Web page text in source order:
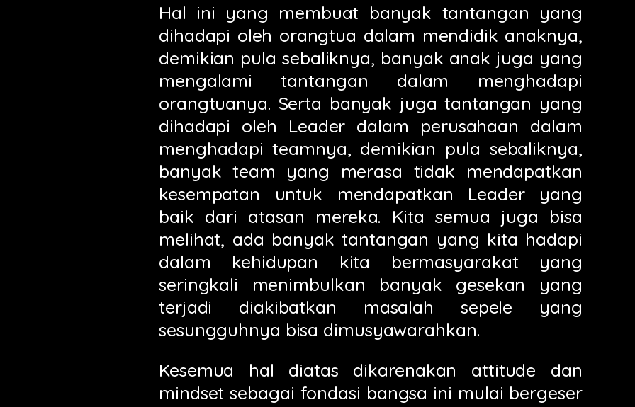
Hal ini yang membuat banyak tantangan yang
dihadapi oleh orangtua dalam mendidik anaknya,
demikian pula sebaliknya, banyak anak juga yang
mengalami tantangan dalam menghadapi
orangtuanya. Serta banyak juga tantangan yang
dihadapi oleh Leader dalam perusahaan dalam
menghadapi teamnya, demikian pula sebaliknya,
banyak team yang merasa tidak mendapatkan
kesempatan untuk mendapatkan Leader yang
baik dari atasan mereka. Kita semua juga bisa
melihat, ada banyak tantangan yang kita hadapi
dalam kehidupan kita bermasyarakat yang
seringkali menimbulkan banyak gesekan yang
terjadi diakibatkan masalah sepele yang
sesungguhnya bisa dimusyawarahkan.
Kesemua hal diatas dikarenakan attitude dan
mindset sebagai fondasi bangsa ini mulai bergeser